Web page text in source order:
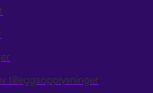
tilleggsopplysninger